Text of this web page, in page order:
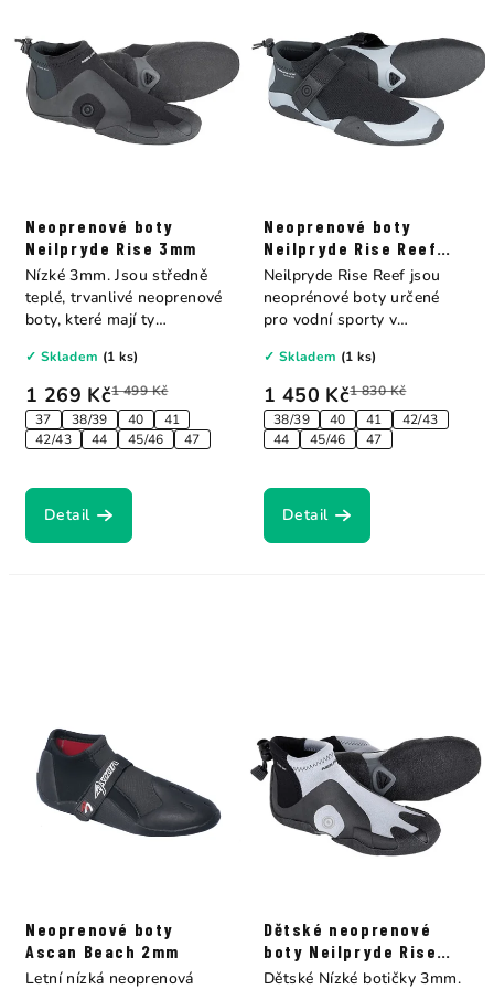
Neoprenové boty
Neilpryde Rise 3mm
1 269 Kč1 499 Kč
37
38/39 40
41
42/43
44 45/46 47
✓ Skladem (1 ks)
Detail
Nízké 3mm. Jsou středně
teplé, trvanlivé neoprenové
boty, které mají ty
Neoprenové boty
Neilpryde Rise Reef
2mm
1 450 Kč1 830 Kč
38/39
40 41
42/43
44
45/46 47
✓ Skladem (1 ks)
Detail
Neilpryde Rise Reef jsou
neoprénové boty určené
pro vodní sporty v
Neoprenové boty
Ascan Beach 2mm
Letní nízká neoprenová
Dětské neoprenové
boty Neilpryde Rise
Junior 3mm
Dětské Nízké botičky 3mm.